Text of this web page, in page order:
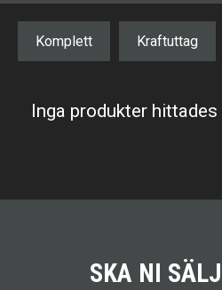
Transporter
Om oss
Komplett Kraftuttag
Inga produkter hittades
SKA NI